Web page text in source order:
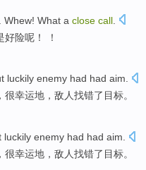
Whew! What a close call
好险呢！ ！
luckily enemy had had aim.
，很幸运地， 敌人找错了 目标。
luckily enemy had had aim
，很幸运地， 敌人找错了 目标。